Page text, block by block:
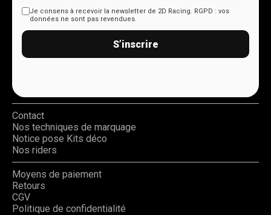
Je consens à recevoir la newsletter de 2D Racing. RGPD : vos
données ne sont pas revendues.
S’inscrire
Contact
Nos techniques de marquage
Notice pose Kits déco
Nos riders
Moyens de paiement
Retours
CGV
Politique de confidentialité